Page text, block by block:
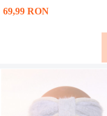
69,99 RON